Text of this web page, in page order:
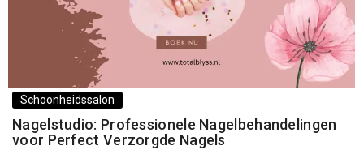
Schoonheidssalon
Nagelstudio: Professionele Nagelbehandelingen
voor Perfect Verzorgde Nagels